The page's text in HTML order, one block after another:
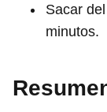
Sacar
minutos.